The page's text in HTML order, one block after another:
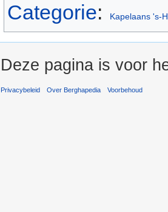
Categorie: Kapelaans 's-
Deze pagina is voor
Privacybeleid Over Berghapedia Voorbehoud